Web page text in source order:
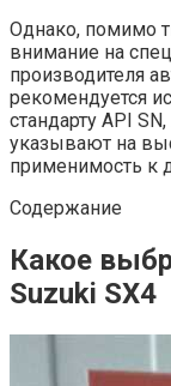
Однако, помимо
внимание на
производителя
рекомендуется
стандарту API
указывают на
применимость к
Содержание
Какое
Suzuki SX4